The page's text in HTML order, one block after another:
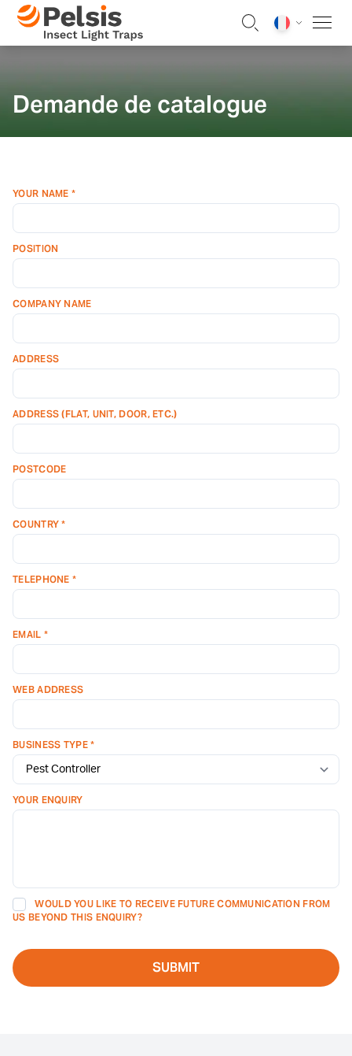
Skip to content
Pelsis Insect Light Traps
Demande de catalogue
YOUR NAME *
POSITION
COMPANY NAME
ADDRESS
ADDRESS (FLAT, UNIT, DOOR, ETC.)
POSTCODE
COUNTRY *
TELEPHONE *
EMAIL *
WEB ADDRESS
BUSINESS TYPE *
YOUR ENQUIRY
WOULD YOU LIKE TO RECEIVE FUTURE COMMUNICATION FROM
US BEYOND THIS ENQUIRY?